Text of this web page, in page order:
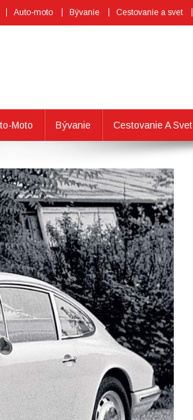
Auto-moto Bývanie Cestovanie a svet
Moto Bývanie Cestovanie A Svet